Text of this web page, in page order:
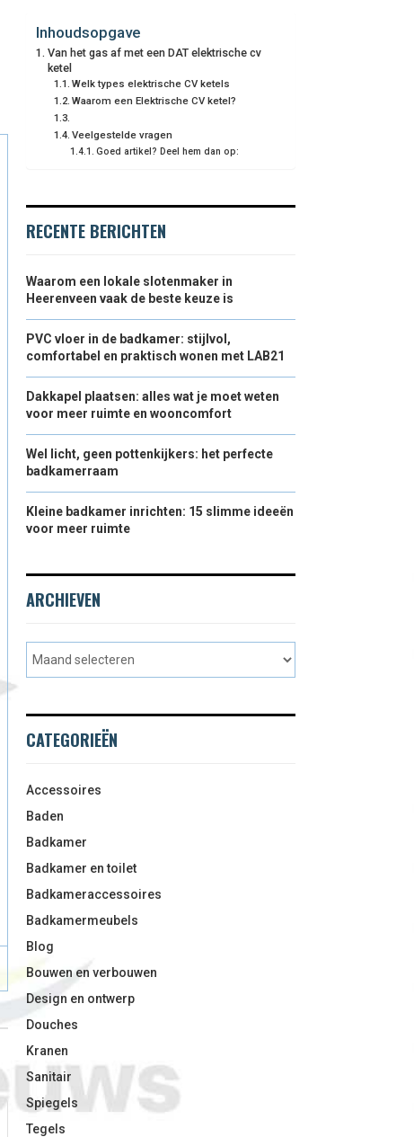
Inhoudsopgave
Van het gas af met een DAT elektrische cv
ketel
Welk types elektrische CV ketels
Waarom een Elektrische CV ketel?
Veelgestelde vragen
Goed artikel? Deel hem dan op:
RECENTE BERICHTEN
Waarom een lokale slotenmaker in
Heerenveen vaak de beste keuze is
PVC vloer in de badkamer: stijlvol,
comfortabel en praktisch wonen met LAB21
Dakkapel plaatsen: alles wat je moet weten
voor meer ruimte en wooncomfort
Wel licht, geen pottenkijkers: het perfecte
badkamerraam
Kleine badkamer inrichten: 15 slimme ideeën
voor meer ruimte
ARCHIEVEN
CATEGORIEËN
Accessoires
Baden
Badkamer
Badkamer en toilet
Badkameraccessoires
Badkamermeubels
Blog
Bouwen en verbouwen
Design en ontwerp
Douches
Kranen
Sanitair
Spiegels
Tegels